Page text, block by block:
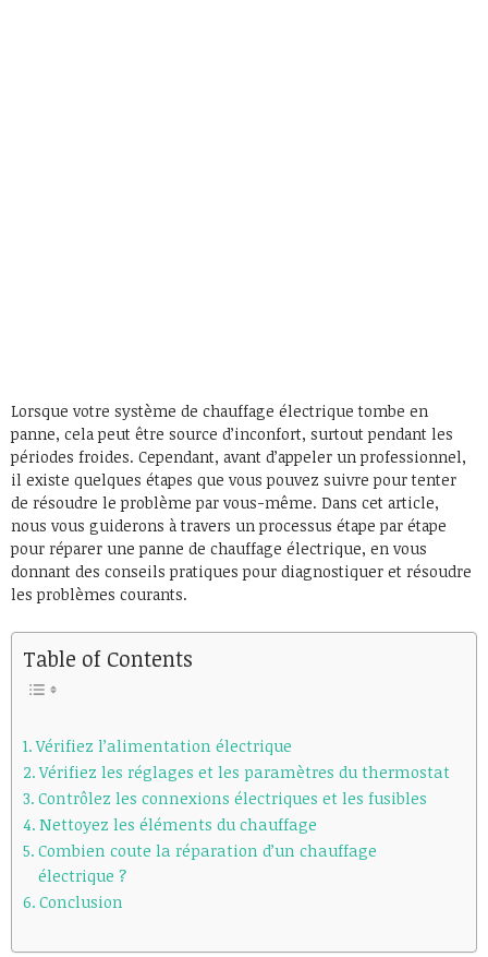
Lorsque votre système de chauffage électrique tombe en
panne, cela peut être source d’inconfort, surtout pendant les
périodes froides. Cependant, avant d’appeler un professionnel,
il existe quelques étapes que vous pouvez suivre pour tenter
de résoudre le problème par vous-même. Dans cet article,
nous vous guiderons à travers un processus étape par étape
pour réparer une panne de chauffage électrique, en vous
donnant des conseils pratiques pour diagnostiquer et résoudre
les problèmes courants.
Table of Contents
Vérifiez l’alimentation électrique
Vérifiez les réglages et les paramètres du thermostat
Contrôlez les connexions électriques et les fusibles
Nettoyez les éléments du chauffage
Combien coute la réparation d’un chauffage
électrique ?
Conclusion